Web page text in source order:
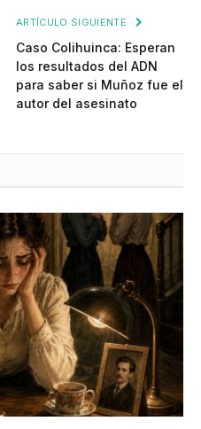
ARTÍCULO SIGUIENTE
Caso Colihuinca: Esperan
los resultados del ADN
para saber si Muñoz fue el
autor del asesinato